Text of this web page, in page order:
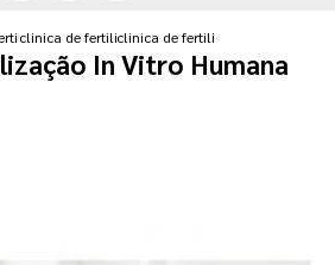
clinica de fertilizacao feminina
clinica de fertilizacao in vitro
In Vitro Humana